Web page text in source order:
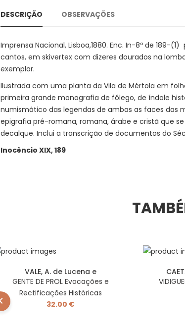
DESCRIÇÃO OBSERVAÇÕES
Imprensa Nacional, Lisboa,1880. Enc. In-8º de 189-
cantos, em skivertex com dizeres dourados na
exemplar.
Ilustrada com uma planta da Vila de Mértola em
primeira grande monografia de fôlego, de índole
numismático das legendas de ambas as faces das
epigrafia pré-romana, romana, árabe e cristã que
decalque. Inclui a transcrição de documentos do
Inocêncio XIX, 189
VALE, A. de Lucena e
GENTE DE PROL Evocações e
Rectificações Históricas
32.00 €